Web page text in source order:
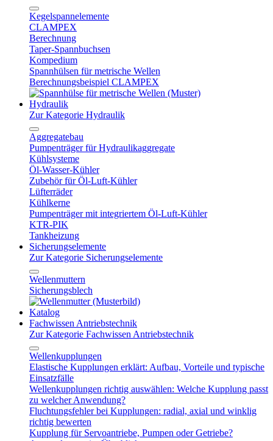
Kegelspannelemente
CLAMPEX
Berechnung
Taper-Spannbuchsen
Kompedium
Spannhülsen für metrische Wellen
Berechnungsbeispiel CLAMPEX
Hydraulik
Zur Kategorie Hydraulik
Aggregatebau
Pumpenträger für Hydraulikaggregate
Kühlsysteme
Öl-Wasser-Kühler
Zubehör für Öl-Luft-Kühler
Lüfterräder
Kühlkerne
Pumpenträger mit integriertem Öl-Luft-Kühler
KTR-PIK
Tankheizung
Sicherungselemente
Zur Kategorie Sicherungselemente
Wellenmuttern
Sicherungsblech
Katalog
Fachwissen Antriebstechnik
Zur Kategorie Fachwissen Antriebstechnik
Wellenkupplungen
Elastische Kupplungen erklärt: Aufbau, Vorteile und typische
Einsatzfälle
Wellenkupplungen richtig auswählen: Welche Kupplung passt
zu welcher Anwendung?
Fluchtungsfehler bei Kupplungen: radial, axial und winklig
richtig bewerten
Kupplung für Servoantriebe, Pumpen oder Getriebe?